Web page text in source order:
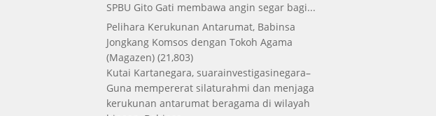
SPBU Gito Gati membawa angin segar bagi...
Pelihara Kerukunan Antarumat, Babinsa
Jongkang Komsos dengan Tokoh Agama
(Magazen) (21,803)
Kutai Kartanegara, suarainvestigasinegara–
Guna mempererat silaturahmi dan menjaga
kerukunan antarumat beragama di wilayah